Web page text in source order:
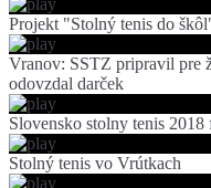
Projekt "Stolný tenis do
Vranov: SSTZ pripravil pre
odovzdal darček
Slovensko stolny tenis 2018
Stolný tenis vo Vrútkach